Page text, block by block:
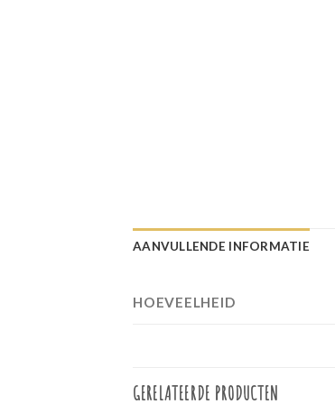
AANVULLENDE INFORMATIE
HOEVEELHEID
GERELATEERDE PRODUCTEN